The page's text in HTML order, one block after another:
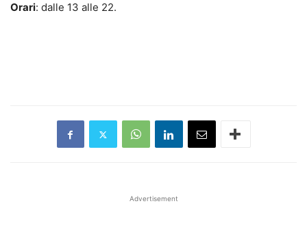
Orari: dalle 13 alle 22.
Advertisement